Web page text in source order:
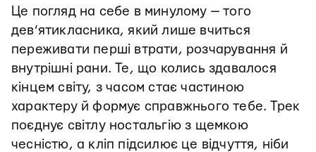
Це погляд на себе в минулому — того
дев’ятикласника, який лише вчиться
переживати перші втрати, розчарування й
внутрішні рани. Те, що колись здавалося
кінцем світу, з часом стає частиною
характеру й формує справжнього тебе. Трек
поєднує світлу ностальгію з щемкою
чесністю, а кліп підсилює це відчуття, ніби